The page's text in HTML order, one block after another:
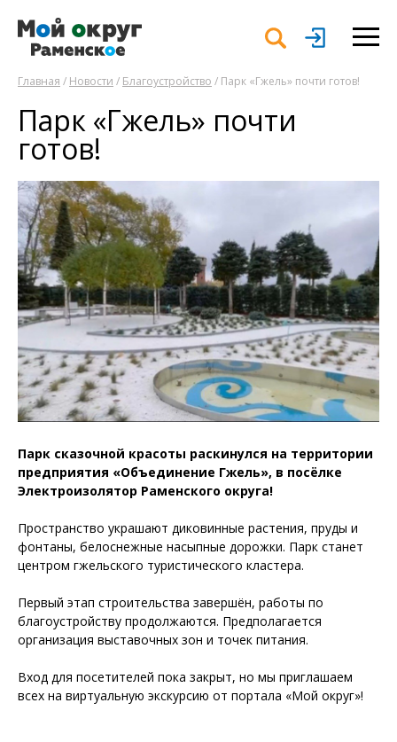
Главная / Новости / Благоустройство / Парк «Гжель» почти готов!
Парк «Гжель» почти
готов!
Парк сказочной красоты раскинулся на территории
предприятия «Объединение Гжель», в посёлке
Электроизолятор Раменского округа!
Пространство украшают диковинные растения, пруды и
фонтаны, белоснежные насыпные дорожки. Парк станет
центром гжельского туристического кластера.
Первый этап строительства завершён, работы по
благоустройству продолжаются. Предполагается
организация выставочных зон и точек питания.
Вход для посетителей пока закрыт, но мы приглашаем
всех на виртуальную экскурсию от портала «Мой округ»!